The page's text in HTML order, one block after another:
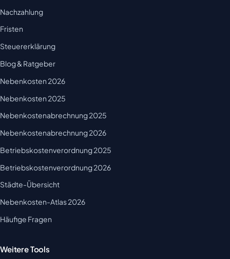
Nachzahlung
Fristen
Steuererklärung
Blog & Ratgeber
Nebenkosten 2026
Nebenkosten 2025
Nebenkostenabrechnung 2025
Nebenkostenabrechnung 2026
Betriebskostenverordnung 2025
Betriebskostenverordnung 2026
Städte-Übersicht
Nebenkosten-Atlas 2026
Häufige Fragen
Weitere Tools